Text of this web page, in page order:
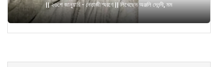
|| ২৩শে জানুয়ারি - নেতাজী স্মরণে || লিখেছেন অঞ্জলি দেনন্দী, মম